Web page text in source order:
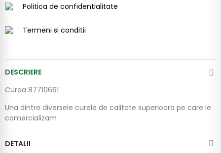
Politica de confidentialitate
Termeni si conditii
DESCRIERE
Curea 87710661
Una dintre diversele curele de calitate superioara pe care le
comercializam
DETALII